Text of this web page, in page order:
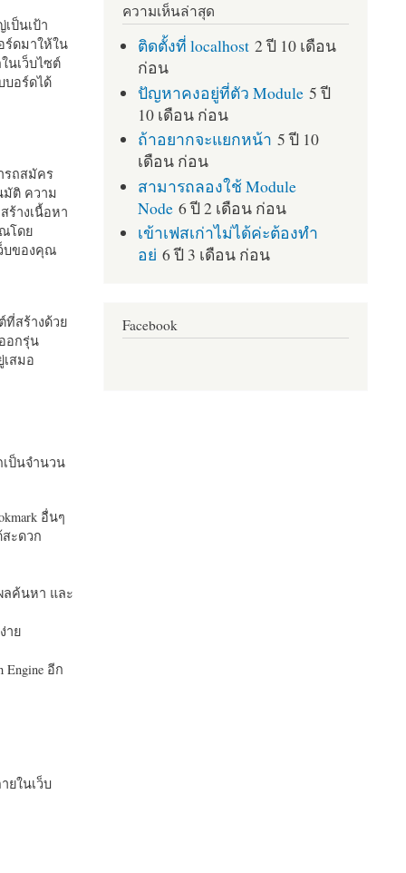
ป็นเป้า
ร์ดมาให้ใน
นเว็บไซต์
บอร์ดได้
รถสมัคร
มัติ ความ
ร้างเนื้อหา
ณโดย
บของคุณ
ที่สร้างด้วย
อกรุ่น
สมอ
ป็นจำนวน
อื่นๆ
สะดวก
ลค้นหา และ
าย
อีก
ยในเว็บ
ความเห็นล่าสุด
ติดตั้งที่ localhost 2 ปี 10 เดือน
ก่อน
ปัญหาคงอยู่ที่ตัว Module 5 ปี
10 เดือน ก่อน
ถ้าอยากจะแยกหน้า 5 ปี 10
เดือน ก่อน
สามารถลองใช้ Module
Node 6 ปี 2 เดือน ก่อน
เข้าเฟสเก่าไม่ได้ค่ะต้องทำ
อย่ 6 ปี 3 เดือน ก่อน
Facebook